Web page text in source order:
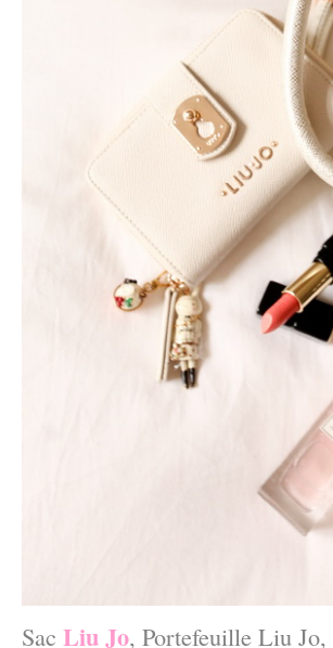
Sac Liu Jo, Portefeuille Liu Jo,